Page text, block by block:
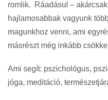
romlik. Ráadásul –
hajlamosabbak vagyunk
magunkhoz venni, ami
másrészt még inkább
Ami segít: pszichológus,
jóga, meditáció,